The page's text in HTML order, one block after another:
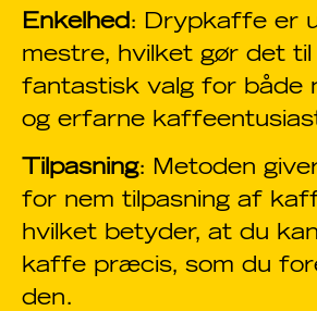
Enkelhed : Drypkaffe er
mestre, hvilket gør det
fantastisk valg for både
og erfarne
Tilpasning: Metoden
for nem tilpasning af
hvilket betyder, at du
kaffe præcis, som du
den.